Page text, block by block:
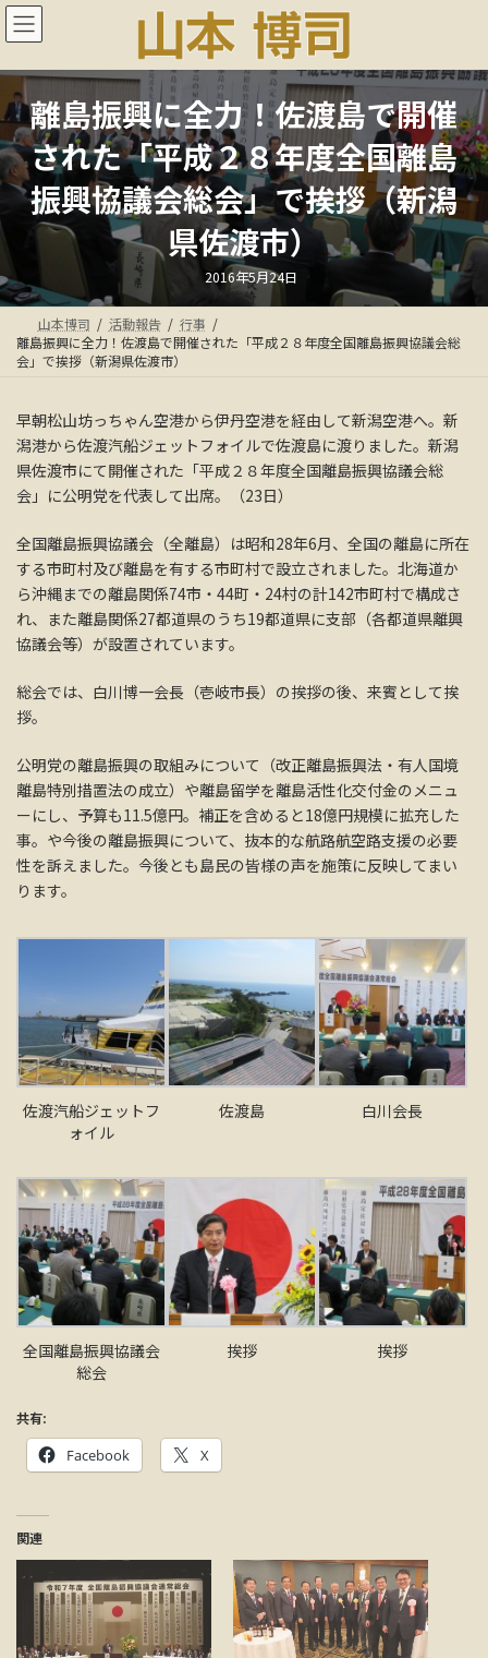
コ
ン
ン
ツ
へ
ス
キ
ッ
ナ
ビ
ー
シ
ョ
ン
に
移
離島振興に全力！佐渡島で開催
された「平成２８年度全国離島
振興協議会総会」で挨拶（新潟
県佐渡市）
最
終
更
新
日
時
:
2016年5月24日
山本博司 活動報告
行事
離島振興に全力！佐渡島で開催された「平成２８年度全国離島振興協議会総
会」で挨拶（新潟県佐渡市）
早朝松山坊っちゃん空港から伊丹空港を経由して新潟空港へ。新
潟港から佐渡汽船ジェットフォイルで佐渡島に渡りました。新潟
県佐渡市にて開催された「平成２８年度全国離島振興協議会総
会」に公明党を代表して出席。（23日）
全国離島振興協議会（全離島）は昭和28年6月、全国の離島に所在
する市町村及び離島を有する市町村で設立されました。北海道か
ら沖縄までの離島関係74市・44町・24村の計142市町村で構成さ
れ、また離島関係27都道県のうち19都道県に支部（各都道県離興
協議会等）が設置されています。
総会では、白川博一会長（壱岐市長）の挨拶の後、来賓として挨
拶。
公明党の離島振興の取組みについて（改正離島振興法・有人国境
離島特別措置法の成立）や離島留学を離島活性化交付金のメニュ
ーにし、予算も11.5億円。補正を含めると18億円規模に拡充した
事。や今後の離島振興について、抜本的な航路航空路支援の必要
性を訴えました。今後とも島民の皆様の声を施策に反映してまい
ります。
佐渡汽船ジェットフ
ォイル
佐渡島 白川会長
全国離島振興協議会
総会
挨拶 挨拶
共有:
Facebook X
関連